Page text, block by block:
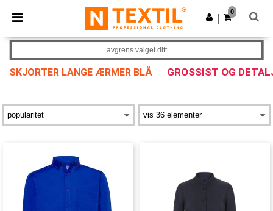
× Ntextil-app
Bedre priser i appen!
Last ned app
0
SKJORTER LANGE ÆRMER BLÅ GROSSIST OG
avgrens valget ditt